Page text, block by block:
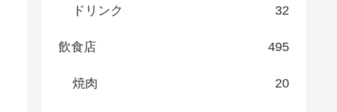
ドリンク 32
飲食店 495
焼肉 20